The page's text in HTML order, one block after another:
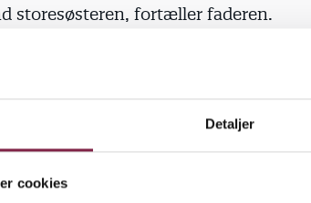
Detaljer
cookies
storesøsteren, fortæller faderen.
blev nærmest parkeret i et hjørne.